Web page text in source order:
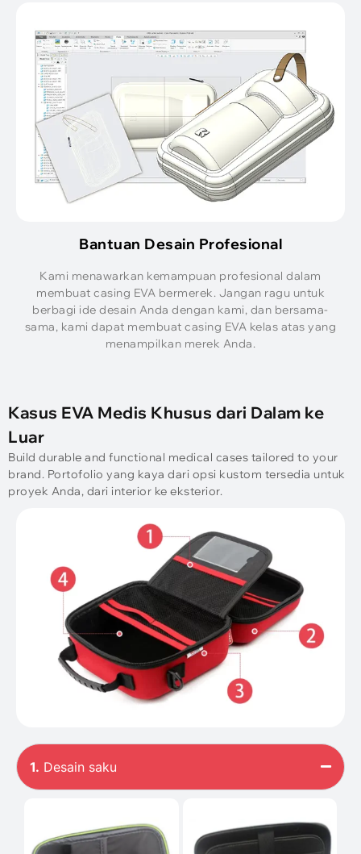
Bantuan Desain Profesional
Kami menawarkan kemampuan profesional dalam
membuat casing EVA bermerek. Jangan ragu untuk
berbagi ide desain Anda dengan kami, dan bersama-
sama, kami dapat membuat casing EVA kelas atas yang
menampilkan merek Anda.
Kasus EVA Medis Khusus dari Dalam ke
Luar
Build durable and functional medical cases tailored to your
brand. Portofolio yang kaya dari opsi kustom tersedia untuk
proyek Anda, dari interior ke eksterior.
1. Desain saku